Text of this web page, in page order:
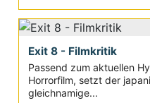
Exit 8 - Filmkritik
Passend zum aktuellen
Horrorfilm, setzt der
gleichnamige...